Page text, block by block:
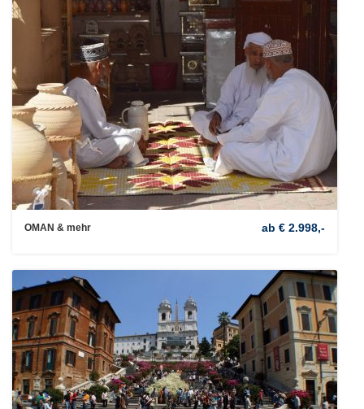
OMAN & mehr ab € 2.998,-